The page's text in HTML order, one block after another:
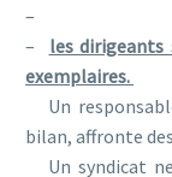
–
– les dirigeants
exemplaires.
Un
bilan, affronte
Un syndicat